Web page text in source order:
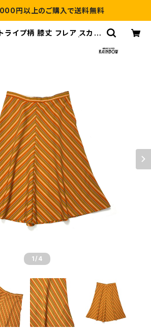
円以上のご購入で送料無料
ライプ柄 膝丈 フレア スカー
1 /4